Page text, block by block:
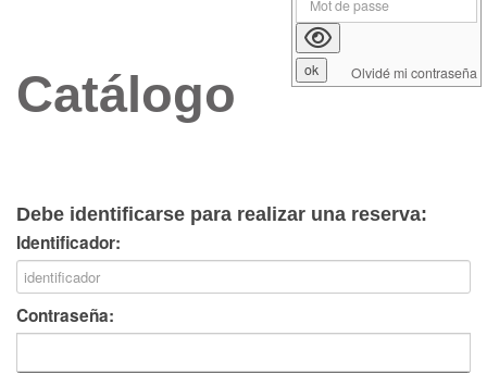
Catálogo
Debe identificarse para realizar una reserva:
Identificador:
Contraseña:
Olvidé mi contraseña